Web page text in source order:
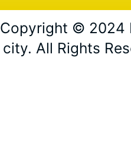
Copyright © 2024
city. All Rights